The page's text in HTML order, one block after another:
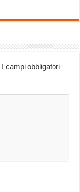
I campi obbligatori